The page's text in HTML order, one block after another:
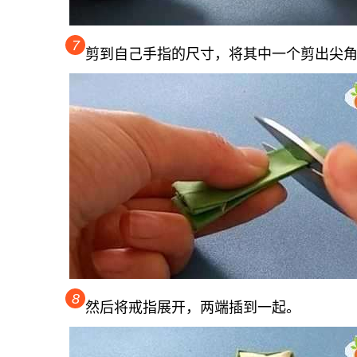
7
剪到自己手指的尺寸，将其中一个剪出尖
8
然后将戒指展开，两端插到一起。